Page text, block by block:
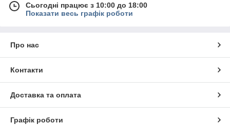
Сьогодні працює з 10:00 до 18:00
Показати весь графік роботи
Про нас
Контакти
Доставка та оплата
Графік роботи